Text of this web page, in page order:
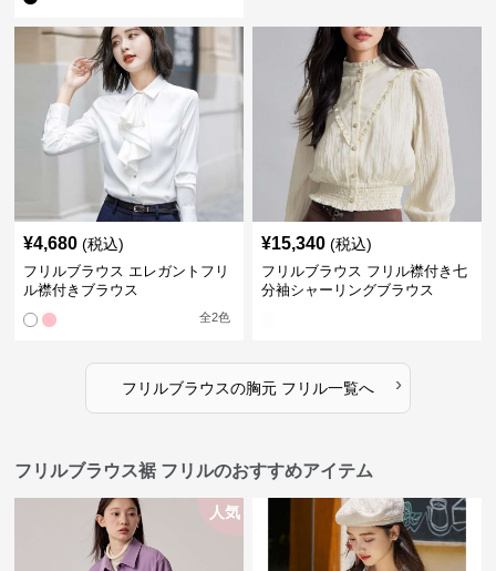
¥4,680 (税込)
フリルブラウス エレガントフリ
ル襟付きブラウス
全2色
¥15,340 (税込)
フリルブラウス フリル襟付き七
分袖シャーリングブラウス
フリルブラウスの胸元 フリル一覧へ ›
フリルブラウス裾 フリルのおすすめアイテム
人気